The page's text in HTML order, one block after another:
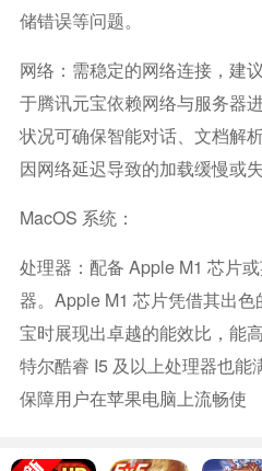
储错误等问题。
网络：需稳定的网络连接，建
于腾讯元宝依赖网络与服务器
状况可确保智能对话、文档解
因网络延迟导致的加载缓慢或失
MacOS 系统：
处理器：配备 Apple M1 芯片
器。Apple M1 芯片凭借其出
宝时展现出卓越的能效比，能
特尔酷睿 I5 及以上处理器也能
保障用户在苹果电脑上流畅使